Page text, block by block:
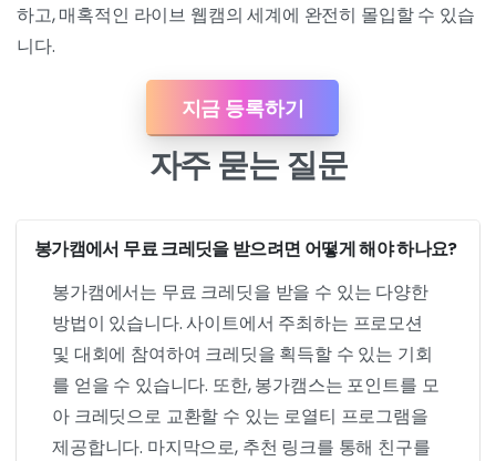
하고, 매혹적인 라이브 웹캠의 세계에 완전히 몰입할 수 있습
니다.
지금 등록하기
자주 묻는 질문
봉가캠에서 무료 크레딧을 받으려면 어떻게 해야 하나요?
봉가캠에서는 무료 크레딧을 받을 수 있는 다양한
방법이 있습니다. 사이트에서 주최하는 프로모션
및 대회에 참여하여 크레딧을 획득할 수 있는 기회
를 얻을 수 있습니다. 또한, 봉가캠스는 포인트를 모
아 크레딧으로 교환할 수 있는 로열티 프로그램을
제공합니다. 마지막으로, 추천 링크를 통해 친구를